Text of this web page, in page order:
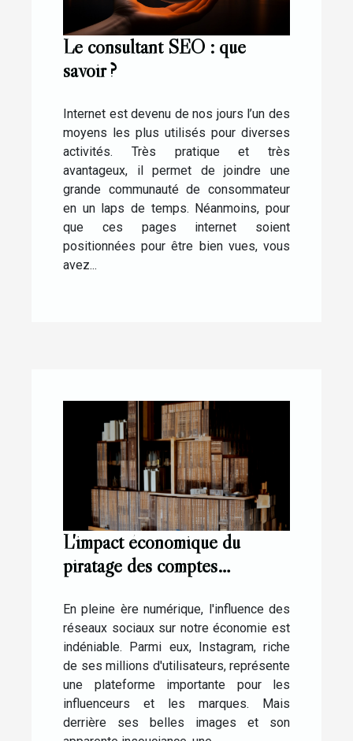
Le consultant SEO : que
savoir ?
Internet est devenu de nos jours l’un des
moyens les plus utilisés pour diverses
activités. Très pratique et très
avantageux, il permet de joindre une
grande communauté de consommateur
en un laps de temps. Néanmoins, pour
que ces pages internet soient
positionnées pour être bien vues, vous
avez...
L'impact économique du
piratage des comptes
influenceurs
En pleine ère numérique, l'influence des
réseaux sociaux sur notre économie est
indéniable. Parmi eux, Instagram, riche
de ses millions d'utilisateurs, représente
une plateforme importante pour les
influenceurs et les marques. Mais
derrière ses belles images et son